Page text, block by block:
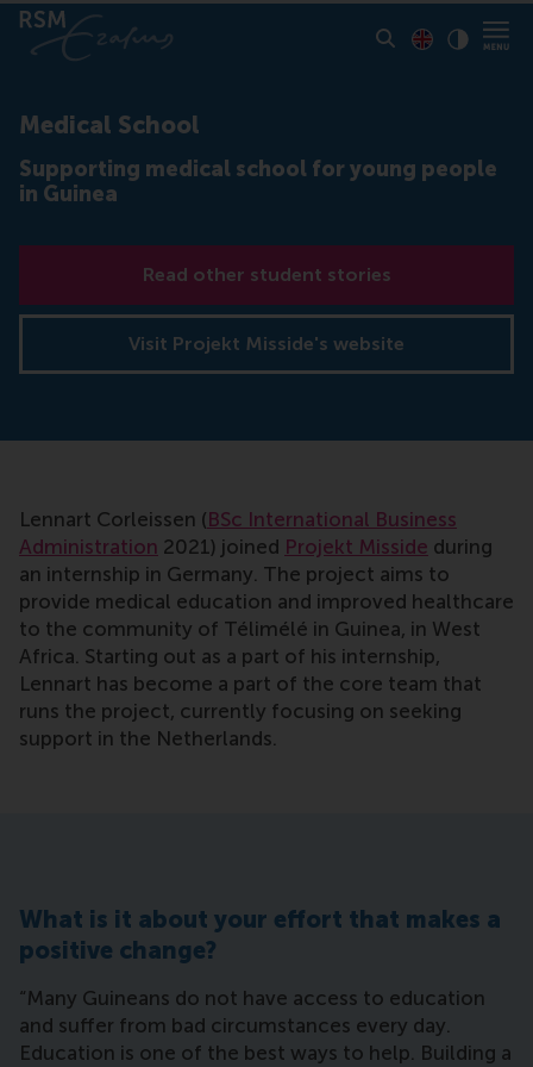
Medical School
Supporting medical school for young people
in Guinea
Read other student stories
Visit Projekt Misside's website
Lennart Corleissen (BSc International Business
Administration 2021) joined Projekt Misside during
an internship in Germany. The project aims to
provide medical education and improved healthcare
to the community of Télimélé in Guinea, in West
Africa. Starting out as a part of his internship,
Lennart has become a part of the core team that
runs the project, currently focusing on seeking
support in the Netherlands.
What is it about your effort that makes a
positive change?
“Many Guineans do not have access to education
and suffer from bad circumstances every day.
Education is one of the best ways to help. Building a